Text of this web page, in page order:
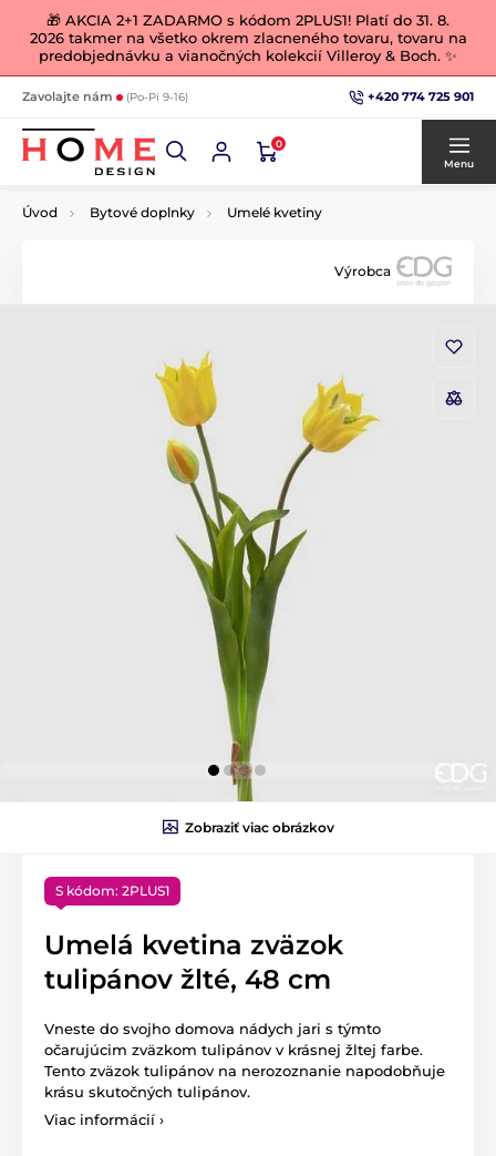
🎁 AKCIA 2+1 ZADARMO s kódom 2PLUS1! Platí do 31. 8.
2026 takmer na všetko okrem zlacneného tovaru, tovaru na
predobjednávku a vianočných kolekcií Villeroy & Boch. ✨
Zavolajte nám (Po-Pi 9-16) +420 774 725 901
0
Menu
Úvod Bytové doplnky Umelé kvetiny
Výrobca
Zobraziť viac obrázkov
S kódom: 2PLUS1
Umelá kvetina zväzok
tulipánov žlté, 48 cm
Vneste do svojho domova nádych jari s týmto
očarujúcim zväzkom tulipánov v krásnej žltej farbe.
Tento zväzok tulipánov na nerozoznanie napodobňuje
krásu skutočných tulipánov.
Viac informácií ›